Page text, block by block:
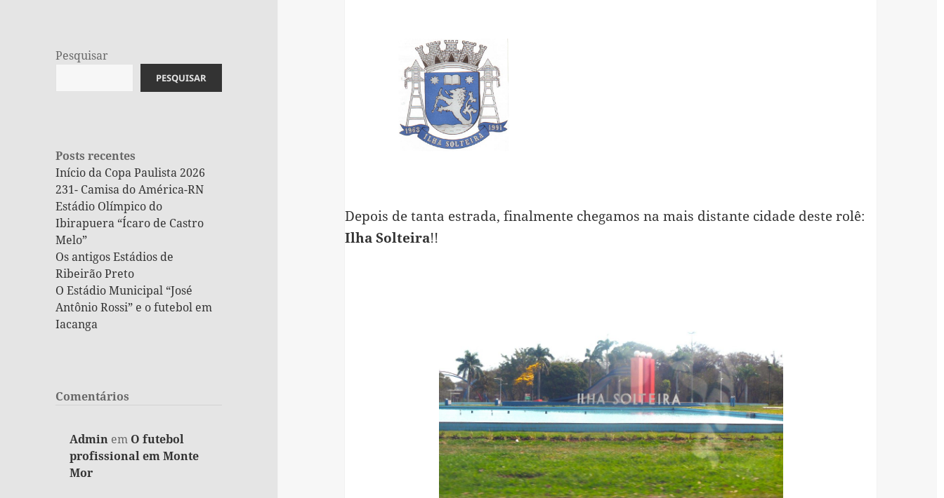
Pesquisar
PESQUISAR
Posts recentes
Início da Copa Paulista 2026
231- Camisa do América-RN
Estádio Olímpico do
Ibirapuera “Ícaro de Castro
Melo”
Os antigos Estádios de
Ribeirão Preto
O Estádio Municipal “José
Antônio Rossi” e o futebol em
Iacanga
Comentários
Admin em O futebol
profissional em Monte
Mor
Depois de tanta estrada, finalmente chegamos na mais distante cidade deste rolê:
Ilha Solteira!!